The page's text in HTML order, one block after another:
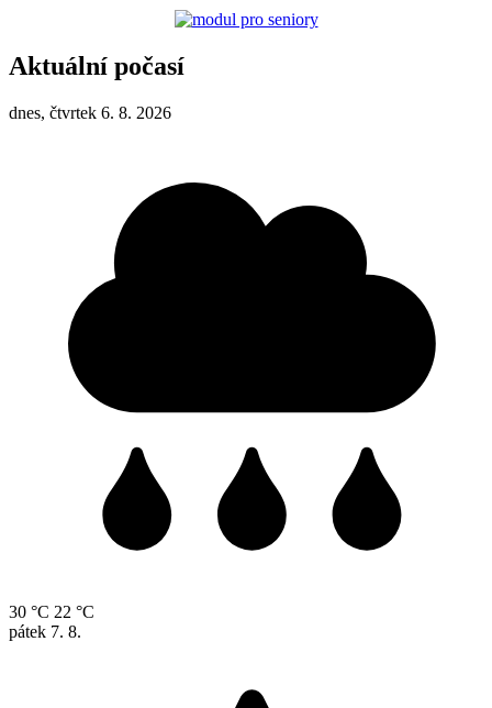
Aktuální počasí
dnes, čtvrtek 6. 8. 2026
30 °C 22 °C
pátek 7. 8.